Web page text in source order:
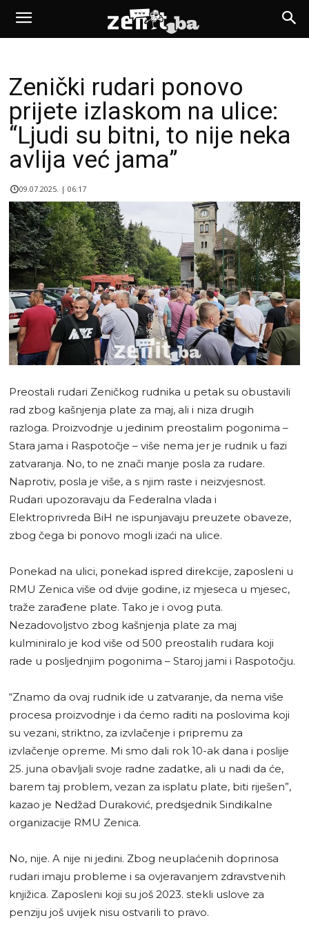
Zenički rudari ponovo
prijete izlaskom na ulice:
“Ljudi su bitni, to nije neka
avlija već jama”
09.07.2025. | 06:17
Preostali rudari Zeničkog rudnika u petak su obustavili
rad zbog kašnjenja plate za maj, ali i niza drugih
razloga. Proizvodnje u jedinim preostalim pogonima –
Stara jama i Raspotočje – više nema jer je rudnik u fazi
zatvaranja. No, to ne znači manje posla za rudare.
Naprotiv, posla je više, a s njim raste i neizvjesnost.
Rudari upozoravaju da Federalna vlada i
Elektroprivreda BiH ne ispunjavaju preuzete obaveze,
zbog čega bi ponovo mogli izaći na ulice.
Ponekad na ulici, ponekad ispred direkcije, zaposleni u
RMU Zenica više od dvije godine, iz mjeseca u mjesec,
traže zarađene plate. Tako je i ovog puta.
Nezadovoljstvo zbog kašnjenja plate za maj
kulminiralo je kod više od 500 preostalih rudara koji
rade u posljednjim pogonima – Staroj jami i Raspotočju.
“Znamo da ovaj rudnik ide u zatvaranje, da nema više
procesa proizvodnje i da ćemo raditi na poslovima koji
su vezani, striktno, za izvlačenje i pripremu za
izvlačenje opreme. Mi smo dali rok 10-ak dana i poslije
25. juna obavljali svoje radne zadatke, ali u nadi da će,
barem taj problem, vezan za isplatu plate, biti riješen”,
kazao je Nedžad Duraković, predsjednik Sindikalne
organizacije RMU Zenica.
No, nije. A nije ni jedini. Zbog neuplaćenih doprinosa
rudari imaju probleme i sa ovjeravanjem zdravstvenih
knjižica. Zaposleni koji su još 2023. stekli uslove za
penziju još uvijek nisu ostvarili to pravo.